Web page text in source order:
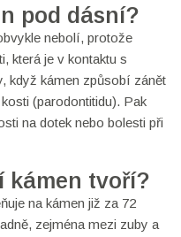
pod dásní?
nebolí, protože
která je v kontaktu s
když kámen způsobí zánět
(parodontitidu). Pak
na dotek nebo bolesti při
kámen tvoří?
na kámen již za 72
zejména mezi zuby a